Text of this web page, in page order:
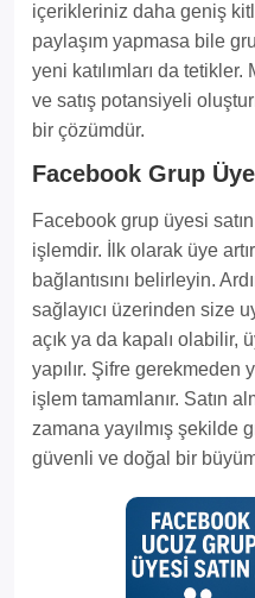
içerikleriniz daha geniş
paylaşım yapmasa bile
yeni katılımları da
ve satış potansiyeli
bir çözümdür.
Facebook Grup
Facebook grup üyesi
işlemdir. İlk olarak üye
bağlantısını belirleyin.
sağlayıcı üzerinden size
açık ya da kapalı olabilir,
yapılır. Şifre gerekmeden
işlem tamamlanır. Satın
zamana yayılmış şekilde
güvenli ve doğal bir